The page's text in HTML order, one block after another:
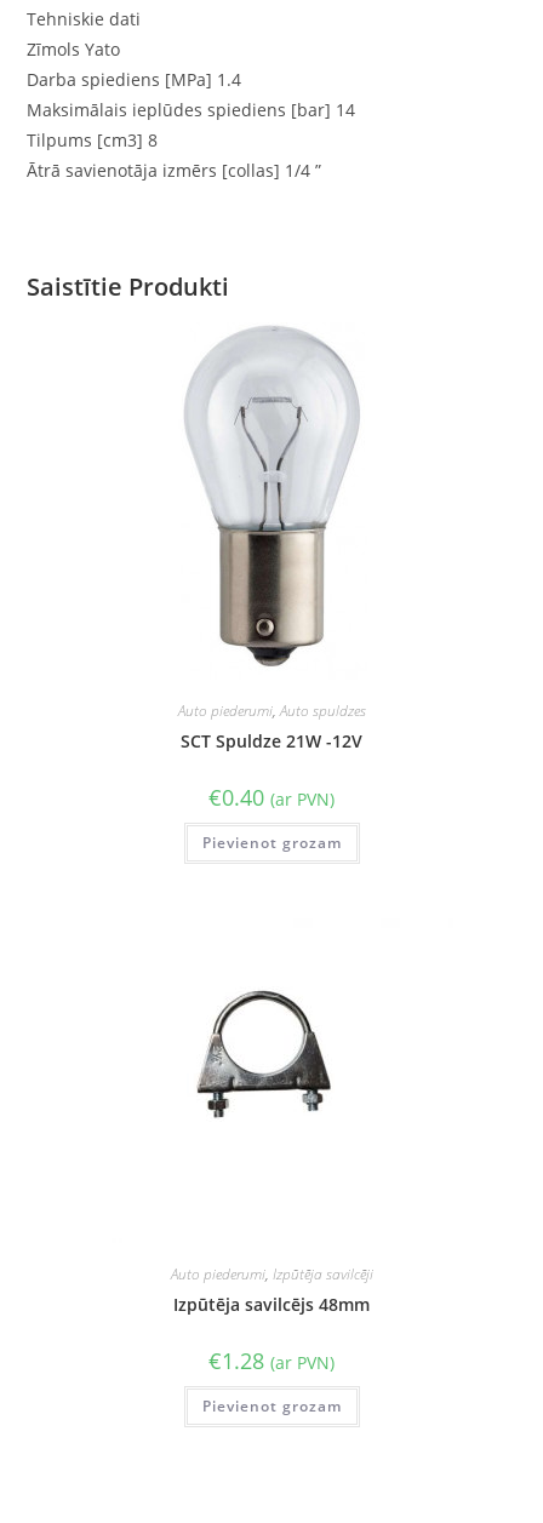
Tehniskie dati
Zīmols Yato
Darba spiediens [MPa] 1.4
Maksimālais ieplūdes spiediens [bar] 14
Tilpums [cm3] 8
Ātrā savienotāja izmērs [collas] 1/4 ”
Saistītie Produkti
Auto piederumi,Auto spuldzes
SCT Spuldze 21W -12V
€0.40 (ar PVN)
Pievienot grozam
Auto piederumi, Izpūtēja savilcēji
Izpūtēja savilcējs 48mm
€1.28 (ar PVN)
Pievienot grozam